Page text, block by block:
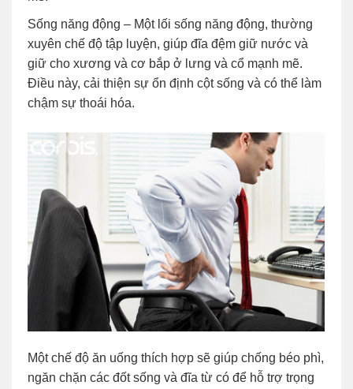
Sống năng động – Một lối sống năng động, thường
xuyên chế độ tập luyện, giúp đĩa đệm giữ nước và
giữ cho xương và cơ bắp ở lưng và cổ mạnh mẽ.
Điều này, cải thiện sự ổn định cột sống và có thể làm
chậm sự thoái hóa.
Một chế độ ăn uống thích hợp sẽ giúp chống béo phì,
ngăn chặn các đốt sống và đĩa từ có để hỗ trợ trọng